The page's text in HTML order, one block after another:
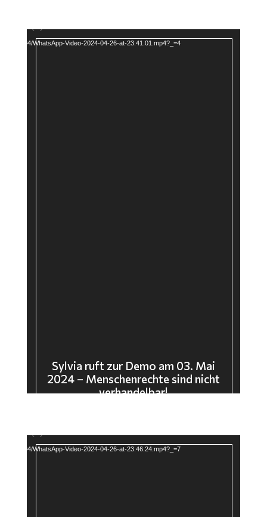
Player
2024/04/WhatsApp-Video-2024-04-26-at-23.41.01.mp4?_=4
Sylvia ruft zur Demo am 03. Mai
2024 – Menschenrechte sind nicht
verhandelbar!
Player
2024/04/WhatsApp-Video-2024-04-26-at-23.46.24.mp4?_=7